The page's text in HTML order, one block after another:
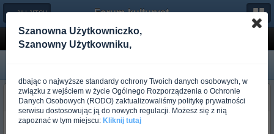
← JIU JITSU Forum-kulturystyka.pl
Paski
budo_nygazzz
Ponad rok temu
MAm pytanie jakie paski polecacie do judog chodzi mi tu o konkretna
Szanowna Użytkowniczko,
Szanowny Użytkowniku,
dbając o najwyższe standardy ochrony Twoich danych osobowych, w
związku z wejściem w życie Ogólnego Rozporządzenia o Ochronie
Danych Osobowych (RODO) zaktualizowaliśmy politykę prywatności
serwisu dostosowując ją do nowych regulacji. Możesz się z nią
zapoznać w tym miejscu: Kliknij tutaj